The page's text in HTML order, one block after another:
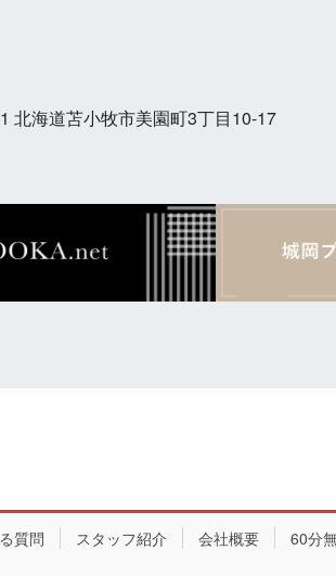
北海道苫小牧市美園町3丁目10-17
質問 スタッフ紹介 会社概要 60分